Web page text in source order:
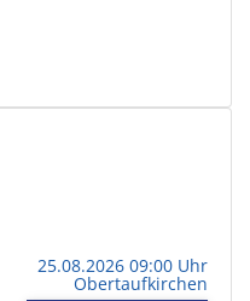
25.08.2026 09:00 Uhr
Obertaufkirchen